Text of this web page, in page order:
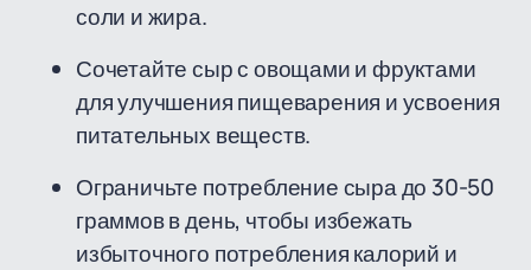
соли и жира.
Сочетайте сыр с овощами и фруктами
для улучшения пищеварения и усвоения
питательных веществ.
Ограничьте потребление сыра до 30-50
граммов в день, чтобы избежать
избыточного потребления калорий и